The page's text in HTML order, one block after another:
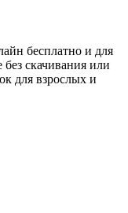
бесплатно и для
скачивания или
для взрослых и